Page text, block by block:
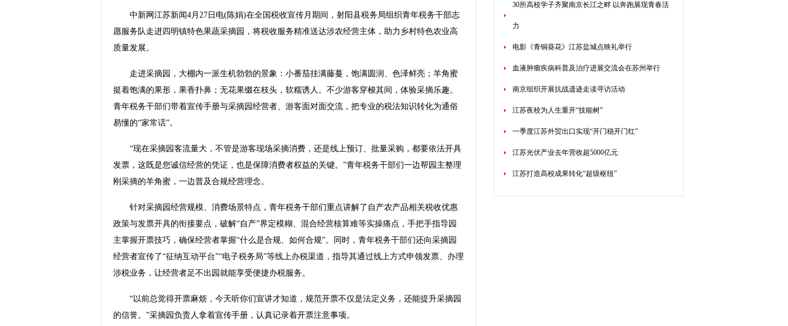
中新网江苏新闻4月27日电(陈娟)在全国税收宣传月期间，射阳县税务局组织青年税务干部志
愿服务队走进四明镇特色果蔬采摘园，将税收服务精准送达涉农经营主体，助力乡村特色农业高
质量发展。
走进采摘园，大棚内一派生机勃勃的景象：小番茄挂满藤蔓，饱满圆润、色泽鲜亮；羊角蜜
挺着饱满的果形，果香扑鼻；无花果缀在枝头，软糯诱人。不少游客穿梭其间，体验采摘乐趣。
青年税务干部们带着宣传手册与采摘园经营者、游客面对面交流，把专业的税法知识转化为通俗
易懂的“家常话”。
“现在采摘园客流量大，不管是游客现场采摘消费，还是线上预订、批量采购，都要依法开具
发票，这既是您诚信经营的凭证，也是保障消费者权益的关键。”青年税务干部们一边帮园主整理
刚采摘的羊角蜜，一边普及合规经营理念。
针对采摘园经营规模、消费场景特点，青年税务干部们重点讲解了自产农产品相关税收优惠
政策与发票开具的衔接要点，破解“自产”界定模糊、混合经营核算难等实操痛点，手把手指导园
主掌握开票技巧，确保经营者掌握“什么是合规、如何合规”。同时，青年税务干部们还向采摘园
经营者宣传了“征纳互动平台”“电子税务局”等线上办税渠道，指导其通过线上方式申领发票、办理
涉税业务，让经营者足不出园就能享受便捷办税服务。
“以前总觉得开票麻烦，今天听你们宣讲才知道，规范开票不仅是法定义务，还能提升采摘园
的信誉。”采摘园负责人拿着宣传手册，认真记录着开票注意事项。
30所高校学子齐聚南京长江之畔 以奔跑展现青春活
力
电影《青铜葵花》江苏盐城点映礼举行
血液肿瘤疾病科普及治疗进展交流会在苏州举行
南京组织开展抗战遗迹走读寻访活动
江苏夜校为人生重开“技能树”
一季度江苏外贸出口实现“开门稳开门红”
江苏光伏产业去年营收超5000亿元
江苏打造高校成果转化“超级枢纽”